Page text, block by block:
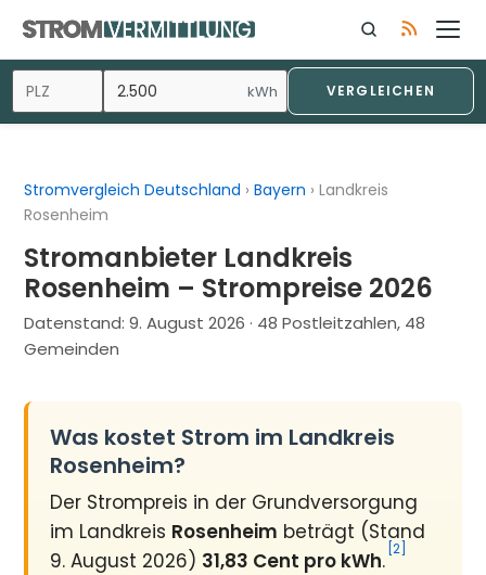
Inhalt
springen
kWh VERGLEICHEN
Stromvergleich Deutschland ›Bayern ›Landkreis
Rosenheim
Stromanbieter Landkreis
Rosenheim – Strompreise 2026
Datenstand:9. August 2026 · 48 Postleitzahlen, 48
Gemeinden
Was kostet Strom im Landkreis
Rosenheim?
Der Strompreis in der Grundversorgung
im Landkreis Rosenheim beträgt (Stand
9. August 2026) 31,83 Cent pro kWh. [2]